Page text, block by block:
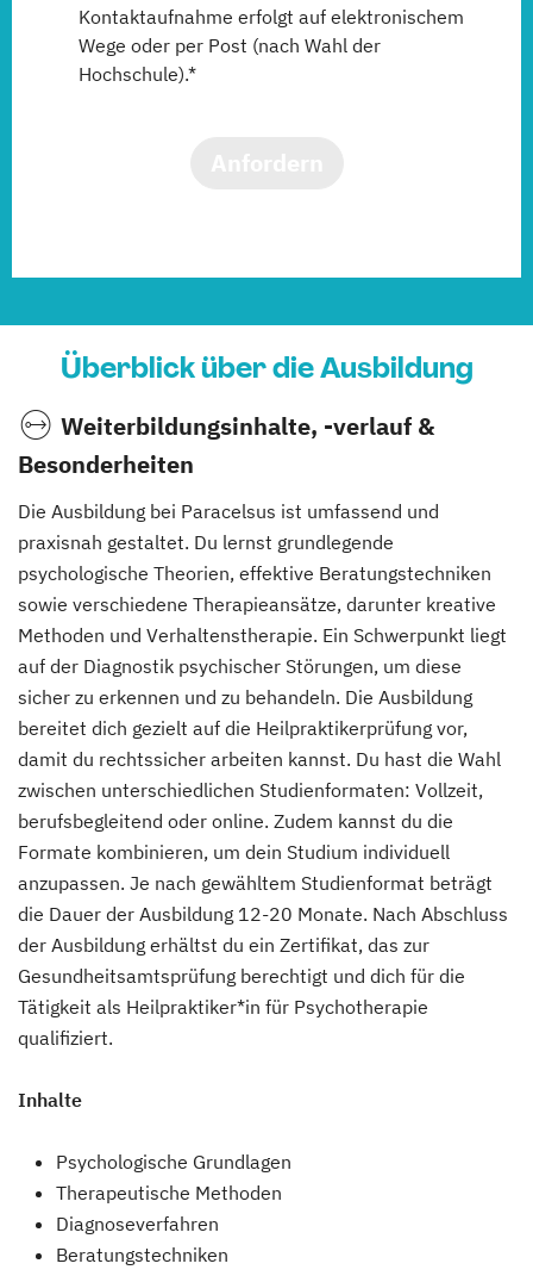
Kontaktaufnahme erfolgt auf elektronischem
Wege oder per Post (nach Wahl der
Hochschule).*
Überblick über die Ausbildung
Weiterbildungsinhalte, -verlauf &
Besonderheiten
Die Ausbildung bei Paracelsus ist umfassend und
praxisnah gestaltet. Du lernst grundlegende
psychologische Theorien, effektive Beratungstechniken
sowie verschiedene Therapieansätze, darunter kreative
Methoden und Verhaltenstherapie. Ein Schwerpunkt liegt
auf der Diagnostik psychischer Störungen, um diese
sicher zu erkennen und zu behandeln. Die Ausbildung
bereitet dich gezielt auf die Heilpraktikerprüfung vor,
damit du rechtssicher arbeiten kannst. Du hast die Wahl
zwischen unterschiedlichen Studienformaten: Vollzeit,
berufsbegleitend oder online. Zudem kannst du die
Formate kombinieren, um dein Studium individuell
anzupassen. Je nach gewähltem Studienformat beträgt
die Dauer der Ausbildung 12-20 Monate. Nach Abschluss
der Ausbildung erhältst du ein Zertifikat, das zur
Gesundheitsamtsprüfung berechtigt und dich für die
Tätigkeit als Heilpraktiker*in für Psychotherapie
qualifiziert.
Inhalte
Psychologische Grundlagen
Therapeutische Methoden
Diagnoseverfahren
Beratungstechniken